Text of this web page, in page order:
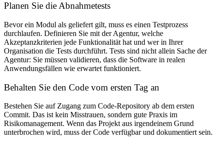
Planen Sie die Abnahmetests
Bevor ein Modul als geliefert gilt, muss es einen Testprozess
durchlaufen. Definieren Sie mit der Agentur, welche
Akzeptanzkriterien jede Funktionalität hat und wer in Ihrer
Organisation die Tests durchführt. Tests sind nicht allein Sache der
Agentur: Sie müssen validieren, dass die Software in realen
Anwendungsfällen wie erwartet funktioniert.
Behalten Sie den Code vom ersten Tag an
Bestehen Sie auf Zugang zum Code-Repository ab dem ersten
Commit. Das ist kein Misstrauen, sondern gute Praxis im
Risikomanagement. Wenn das Projekt aus irgendeinem Grund
unterbrochen wird, muss der Code verfügbar und dokumentiert sein.